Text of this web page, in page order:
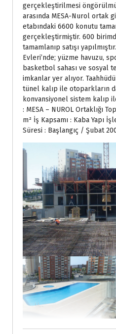
gerçekleştirilmesi
arasında MESA-Nurol ortak
etabındaki 6600 konutu
gerçekleştirmiştir. 600
tamamlanıp satışı
Evleri’nde; yüzme havuzu,
basketbol sahası ve sosyal
imkanlar yer alıyor.
tünel kalıp ile otoparkların
konvansiyonel sistem kalıp
: MESA – NUROL Ortaklığı
m² İş Kapsamı : Kaba Yapı
Süresi : Başlangıç / Şubat